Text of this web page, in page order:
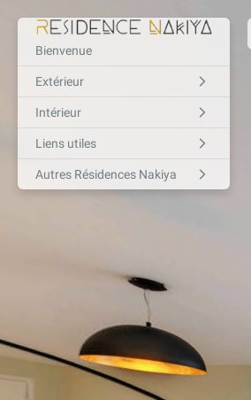
Bienvenue
Extérieur
Intérieur
Liens utiles
Autres Résidences Nakiya